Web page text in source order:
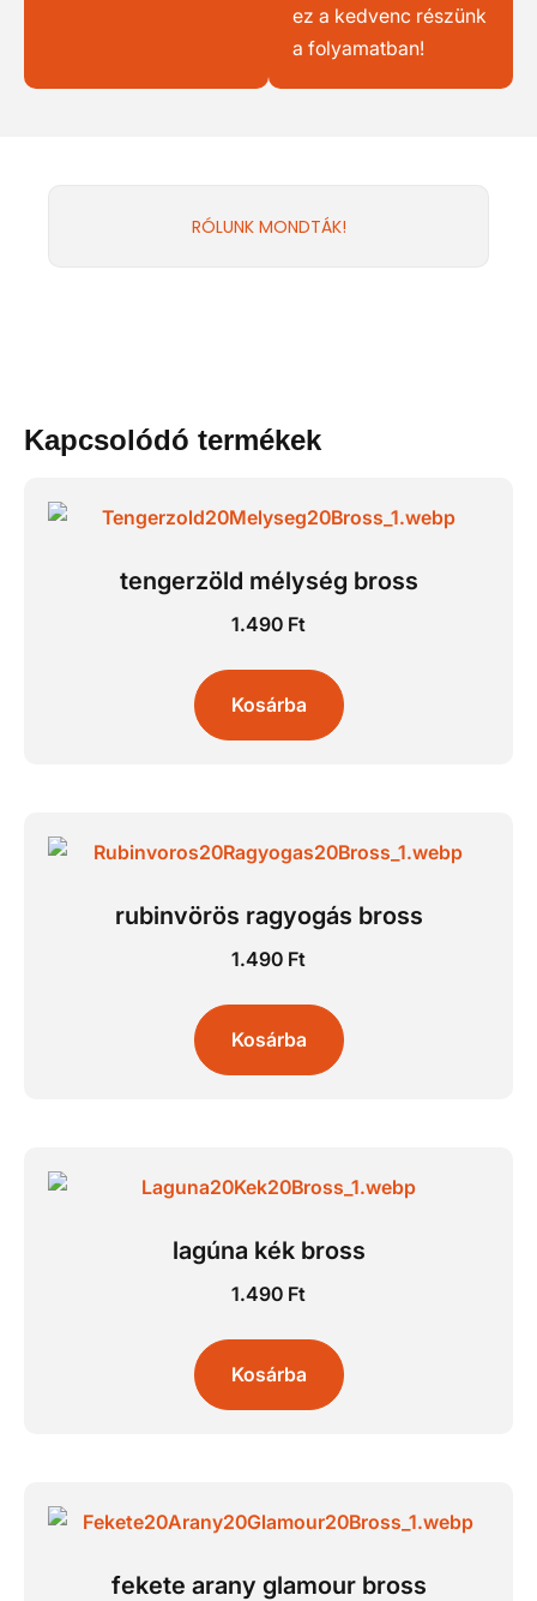
ez a kedvenc részünk
a folyamatban!
RÓLUNK MONDTÁK!
Kapcsolódó termékek
tengerzöld mélység bross
1.490 Ft
Kosárba
rubinvörös ragyogás bross
1.490 Ft
Kosárba
lagúna kék bross
1.490 Ft
Kosárba
fekete arany glamour bross